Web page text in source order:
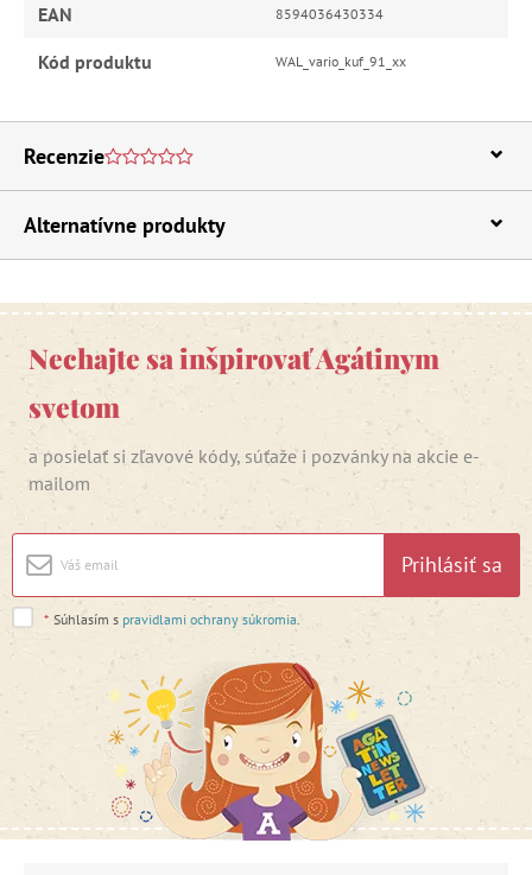
EAN 8594036430334
Kód produktu WAL_vario_kuf_91_xx
Recenzie
Alternatívne produkty
Nechajte sa inšpirovať Agátinym
svetom
a posielať si zľavové kódy, súťaže i pozvánky na akcie e-
mailom
Prihlásiť sa
* Súhlasím s pravidlami ochrany súkromia